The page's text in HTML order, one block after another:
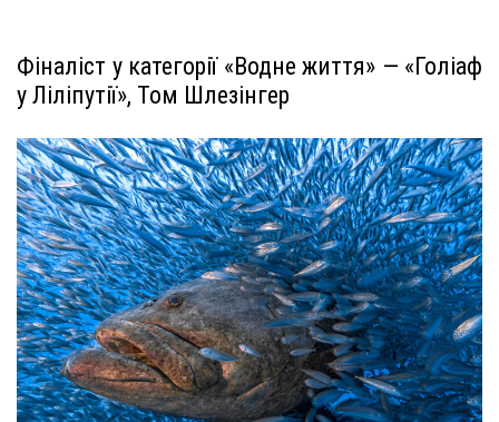
Фіналіст у категорії «Водне життя» — «Голіаф
у Ліліпутії», Том Шлезінгер